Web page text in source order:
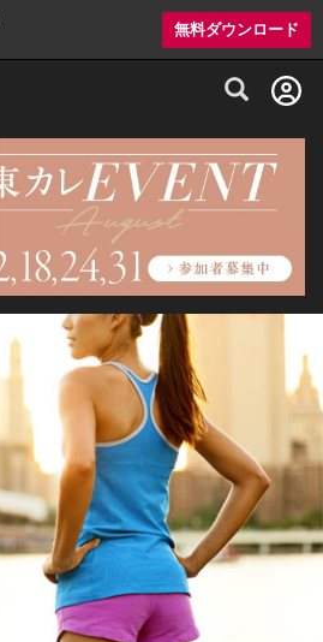
無料ダウンロード
グルメ情報・プレミアムレストラン予約